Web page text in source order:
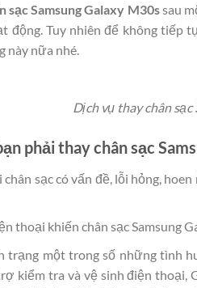
sạc Samsung Galaxy M30ssau
động. Tuy nhiên để không tiếp
này nữa nhé.
Dịch vụ thay chân
phải thay chân sạc
sạc có vấn đề, lỗi hỏng,
thoại khiến chân sạc Samsung
một trong số những tình
kiểm tra và vệ sinh điện thoại,